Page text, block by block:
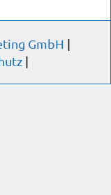
GmbH |
|